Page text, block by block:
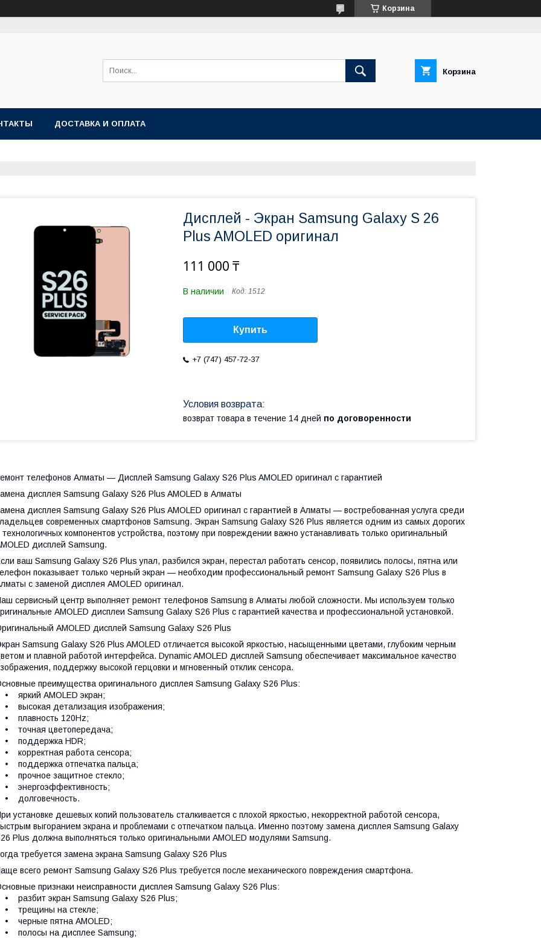
Корзина
Корзина
ДОСТАВКА И ОПЛАТА
Дисплей - Экран Samsung Galaxy S 26
Plus AMOLED оригинал
111 000 ₸
В наличии Код: 1512
Купить
+7 (747) 457-72-37
возврат товара в течение 14 дней по договоренности
телефонов Алматы — Дисплей Samsung Galaxy S26 Plus AMOLED оригинал с гарантией
дисплея Samsung Galaxy S26 Plus AMOLED в Алматы
дисплея Samsung Galaxy S26 Plus AMOLED оригинал с гарантией в Алматы — востребованная услуга среди
современных смартфонов Samsung. Экран Samsung Galaxy S26 Plus является одним из самых дорогих
технологичных компонентов устройства, поэтому при повреждении важно устанавливать только оригинальный
дисплей Samsung.
ваш Samsung Galaxy S26 Plus упал, разбился экран, перестал работать сенсор, появились полосы, пятна или
показывает только черный экран — необходим профессиональный ремонт Samsung Galaxy S26 Plus в
с заменой дисплея AMOLED оригинал.
сервисный центр выполняет ремонт телефонов Samsung в Алматы любой сложности. Мы используем только
AMOLED дисплеи Samsung Galaxy S26 Plus с гарантией качества и профессиональной установкой.
AMOLED дисплей Samsung Galaxy S26 Plus
Samsung Galaxy S26 Plus AMOLED отличается высокой яркостью, насыщенными цветами, глубоким черным
и плавной работой интерфейса. Dynamic AMOLED дисплей Samsung обеспечивает максимальное качество
поддержку высокой герцовки и мгновенный отклик сенсора.
преимущества оригинального дисплея Samsung Galaxy S26 Plus:
• яркий AMOLED экран;
• высокая детализация изображения;
• плавность 120Hz;
• точная цветопередача;
• поддержка HDR;
• корректная работа сенсора;
• поддержка отпечатка пальца;
• прочное защитное стекло;
• энергоэффективность;
• долговечность.
установке дешевых копий пользователь сталкивается с плохой яркостью, некорректной работой сенсора,
выгоранием экрана и проблемами с отпечатком пальца. Именно поэтому замена дисплея Samsung Galaxy
Plus должна выполняться только оригинальными AMOLED модулями Samsung.
требуется замена экрана Samsung Galaxy S26 Plus
всего ремонт Samsung Galaxy S26 Plus требуется после механического повреждения смартфона.
признаки неисправности дисплея Samsung Galaxy S26 Plus:
• разбит экран Samsung Galaxy S26 Plus;
• трещины на стекле;
• черные пятна AMOLED;
• полосы на дисплее Samsung;